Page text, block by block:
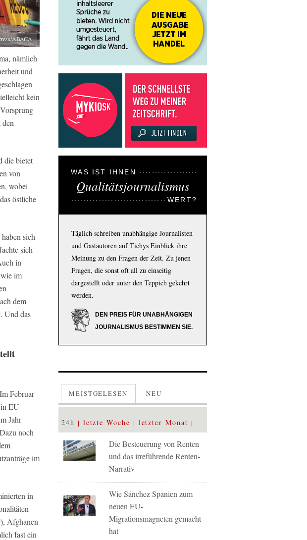
ABACA
nämlich
und
kein
die bietet
von
wobei
östliche
sich
sich
in
im
dem
Und das
Februar
in EU-
Jahr
noch
im
in
Afghanen
fast ein
WAS IST IHNEN
Qualitätsjournalismus
WERT?
Täglich schreiben unabhängige Journalisten
und Gastautoren auf Tichys Einblick ihre
Meinung zu den Fragen der Zeit. Zu jenen
Fragen, die sonst oft all zu einseitig
dargestellt oder unter den Teppich gekehrt
werden.
DEN PREIS FÜR UNABHÄNGIGEN
JOURNALISMUS BESTIMMEN SIE.
MEISTGELESEN NEU
24h letzte Woche letzter Monat
Die Besteuerung von Renten
und das irreführende Renten-
Narrativ
Wie Sánchez Spanien zum
neuen EU-
Migrationsmagneten gemacht
hat